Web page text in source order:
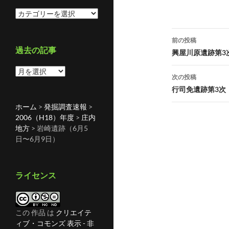
投
稿
ナ
ビ
ゲ
前の投稿
興屋川原遺跡第3
次の投稿
行司免遺跡第3次
カ
リ
ー
過去の記事
過
記
事
ホーム > 発掘調査速報 >
2006（H18）年度 > 庄内
地方 > 岩崎遺跡（6月5
日〜6月9日）
ライセンス
この 作品 は クリエイテ
ィブ・コモンズ 表示 - 非